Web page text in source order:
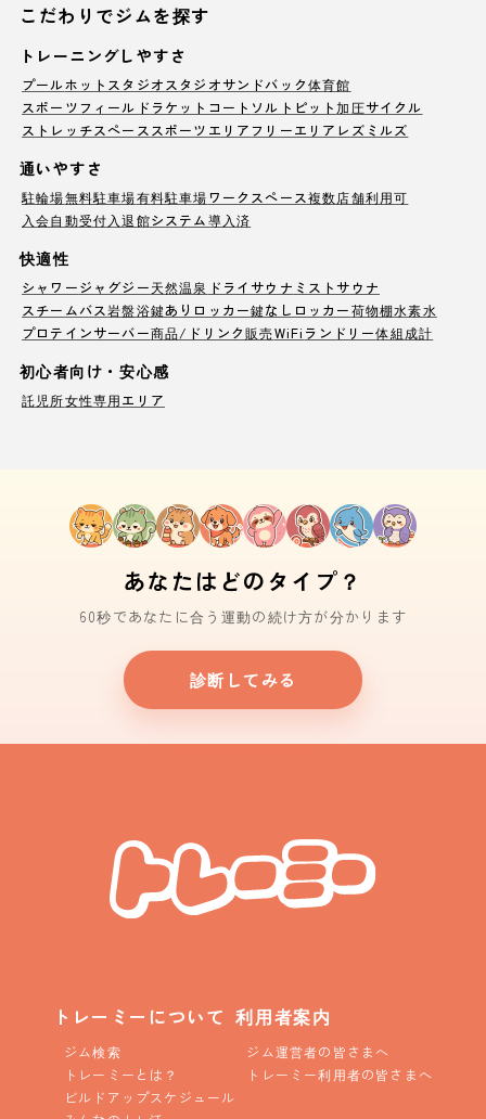
こだわりでジムを探す
トレーニングしやすさ
プールホットスタジオ スタジオサンドバック体育館
スポーツフィールド ラケットコート ソルトピット加圧サイクル
ストレッチスペース スポーツエリア フリーエリア レズミルズ
通いやすさ
駐輪場無料駐車場有料駐車場ワークスペース複数店舗利用可
入会自動受付 入退館システム導入済
快適性
シャワージャグジー天然温泉 ドライサウナ ミストサウナ
スチームバス岩盤浴鍵ありロッカー鍵なしロッカー荷物棚水素水
プロテインサーバー商品/ドリンク販売WiFi ランドリー体組成計
初心者向け・安心感
託児所女性専用エリア
あなたはどのタイプ？
60秒であなたに合う運動の続け方が分かります
診断してみる
トレーミーについて
ジム検索
トレーミーとは？
ビルドアップスケジュール
利用者案内
ジム運営者の皆さまへ
トレーミー利用者の皆さまへ